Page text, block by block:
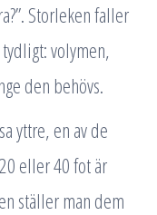
Storleken faller
volymen,
den behövs.
yttre, en av de
eller 40 fot är
ställer man dem